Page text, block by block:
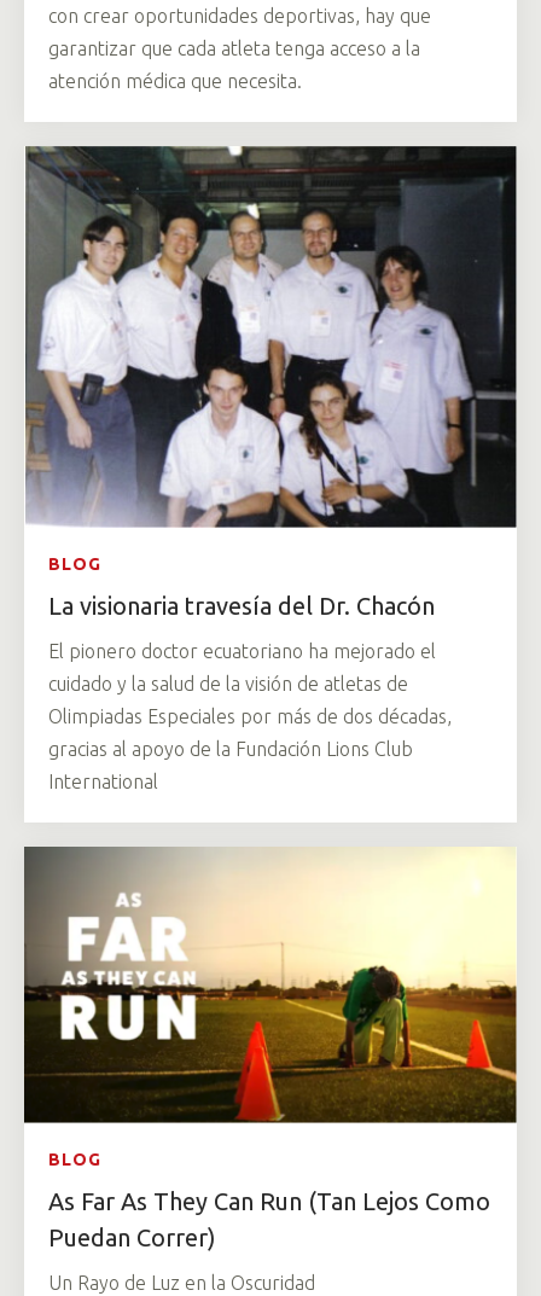
con crear oportunidades deportivas, hay que
garantizar que cada atleta tenga acceso a la
atención médica que necesita.
BLOG
La visionaria travesía del Dr. Chacón
El pionero doctor ecuatoriano ha mejorado el
cuidado y la salud de la visión de atletas de
Olimpiadas Especiales por más de dos décadas,
gracias al apoyo de la Fundación Lions Club
International
BLOG
As Far As They Can Run (Tan Lejos Como
Puedan Correr)
Un Rayo de Luz en la Oscuridad